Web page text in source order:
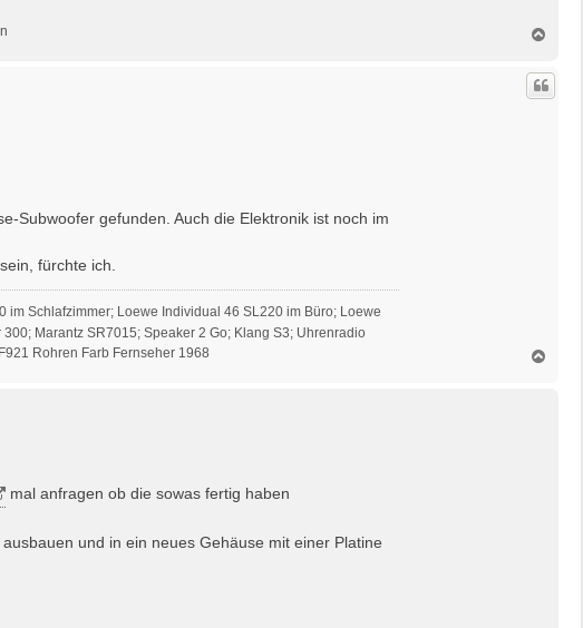
c
o
Subwoofer gefunden. Auch die Elektronik ist noch im
fürchte ich.
Schlafzimmer; Loewe Individual 46 SL220 im Büro; Loewe
Marantz SR7015; Speaker 2 Go; Klang S3; Uhrenradio
Rohren Farb Fernseher 1968
mal anfragen ob die sowas fertig haben
und in ein neues Gehäuse mit einer Platine